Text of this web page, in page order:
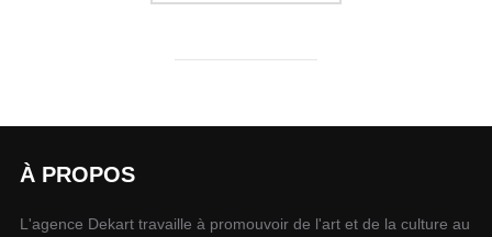
À PROPOS
L'agence Dekart travaille à promouvoir de l'art et de la culture au